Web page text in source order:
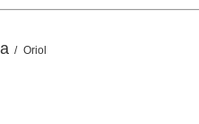
/ Oriol